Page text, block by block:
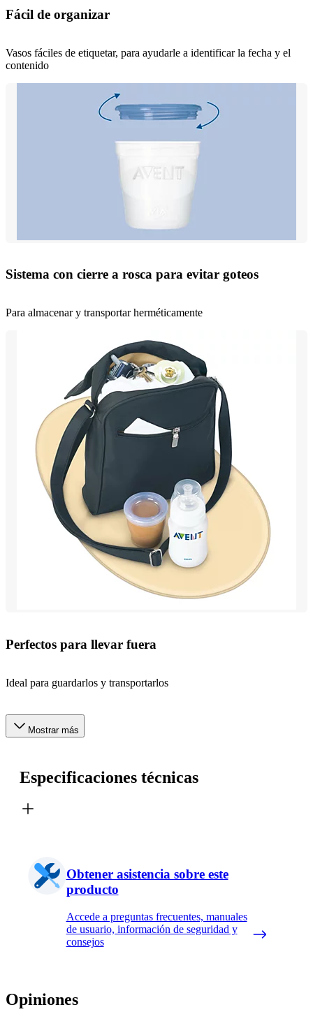
Fácil de organizar
Vasos fáciles de etiquetar, para ayudarle a identificar la fecha y el
contenido
Sistema con cierre a rosca para evitar goteos
Para almacenar y transportar herméticamente
Perfectos para llevar fuera
Ideal para guardarlos y transportarlos
Mostrar más
Especificaciones técnicas
Obtener asistencia sobre este
producto
Accede a preguntas frecuentes, manuales
de usuario, información de seguridad y
consejos
Opiniones